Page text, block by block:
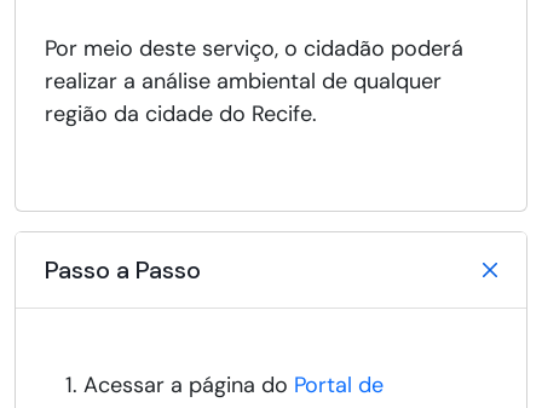
Por meio deste serviço, o cidadão poderá
realizar a análise ambiental de qualquer
região da cidade do Recife.
Passo a Passo
Acessar a página do Portal de